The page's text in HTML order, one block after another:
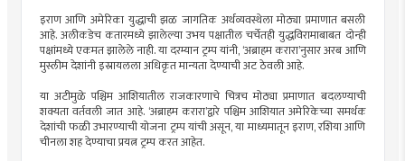
इराण आणि अमेरिका युद्धाची झळ जागतिक अर्थव्यवस्थेला मोठ्या प्रमाणात बसली
आहे. अलीकडेच कतारमध्ये झालेल्या उभय पक्षातील चर्चेतही युद्धविरामाबाबत दोन्ही
पक्षांमध्ये एकमत झालेले नाही. या दरम्यान ट्रम्प यांनी, ‘अब्राहम करारा’नुसार अरब आणि
मुस्लीम देशांनी इस्रायलला अधिकृत मान्यता देण्याची अट ठेवली आहे.
या अटीमुळे पश्चिम आशियातील राजकारणाचे चित्रच मोठ्या प्रमाणात बदलण्याची
शक्यता वर्तवली जात आहे. ‘अब्राहम करारा’द्वारे पश्चिम आशियात अमेरिकेच्या समर्थक
देशांची फळी उभारण्याची योजना ट्रम्प यांची असून, या माध्यमातून इराण, रशिया आणि
चीनला शह देण्याचा प्रयत्न ट्रम्प करत आहेत.